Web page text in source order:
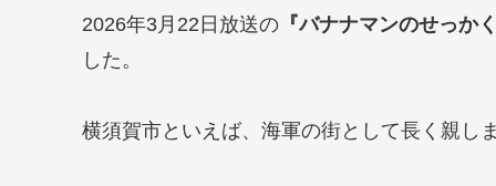
2026年3月22日放送の 『バナナマンのせっか
した。
横須賀市といえば、海軍の街として長く親し